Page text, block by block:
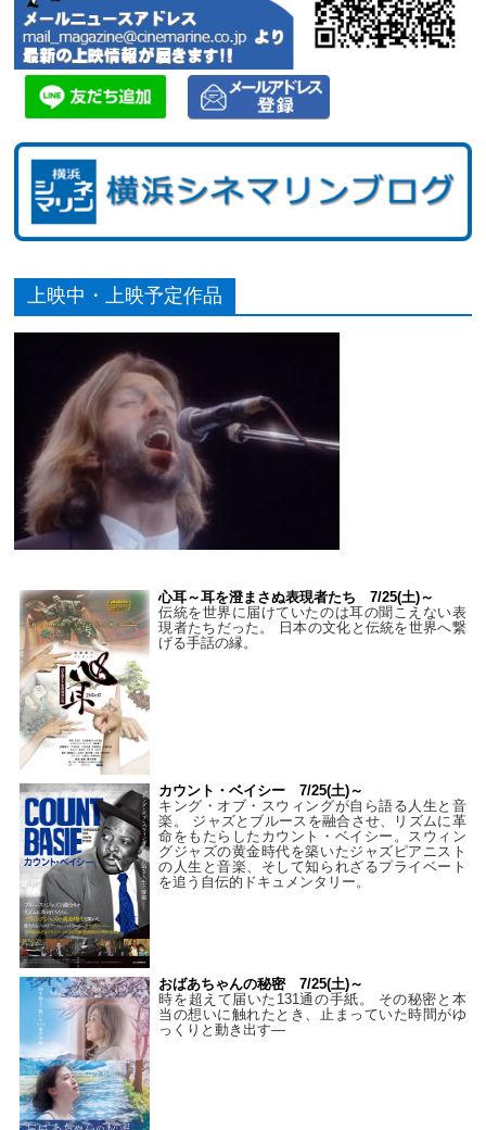
上映中・上映予定作品
心耳～耳を澄まさぬ表現者たち 7/25(土)～
伝統を世界に届けていたのは耳の聞こえない表
現者たちだった。 日本の文化と伝統を世界へ繋
げる手話の縁。
カウント・ベイシー 7/25(土)～
キング・オブ・スウィングが自ら語る人生と音
楽。 ジャズとブルースを融合させ、リズムに革
命をもたらしたカウント・ベイシー。スウィン
グジャズの黄金時代を築いたジャズピアニスト
の人生と音楽、そして知られざるプライベート
を追う自伝的ドキュメンタリー。
おばあちゃんの秘密 7/25(土)～
時を超えて届いた131通の手紙。 その秘密と本
当の想いに触れたとき、止まっていた時間がゆ
っくりと動き出す―